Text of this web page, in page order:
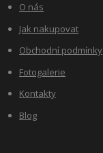
O nás
Jak nakupovat
Obchodní podmínky
Fotogalerie
Kontakty
Blog